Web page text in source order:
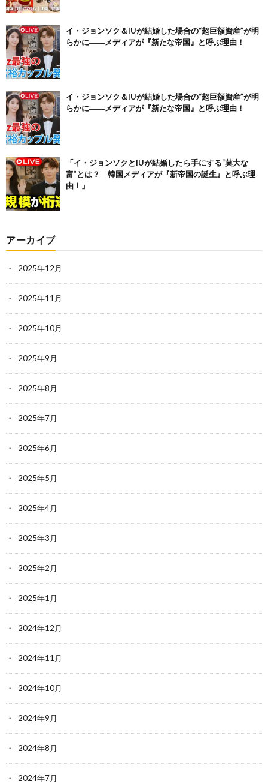
イ・ジョンソク＆IUが結婚した場合の“超巨額資産”が明
らかに――メディアが『新たな帝国』と呼ぶ理由！
イ・ジョンソク＆IUが結婚した場合の“超巨額資産”が明
らかに――メディアが『新たな帝国』と呼ぶ理由！
「イ・ジョンソクとIUが結婚したら手にする“莫大な
富”とは？ 韓国メディアが『新帝国の誕生』と呼ぶ理
由！」
アーカイブ
2025年12月
2025年11月
2025年10月
2025年9月
2025年8月
2025年7月
2025年6月
2025年5月
2025年4月
2025年3月
2025年2月
2025年1月
2024年12月
2024年11月
2024年10月
2024年9月
2024年8月
2024年7月